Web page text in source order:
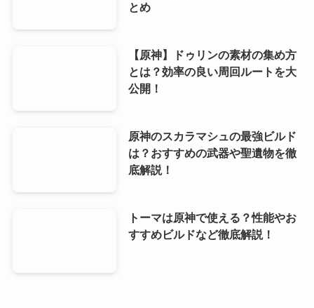
とめ
【原神】ドゥリンの素材の集め方
とは？効率の良い周回ルートを大
公開！
原神のスカラマシュの最強ビルド
は？おすすめの武器や聖遺物を徹
底解説！
トーマは原神で使える？性能やお
すすめビルドなど徹底解説！